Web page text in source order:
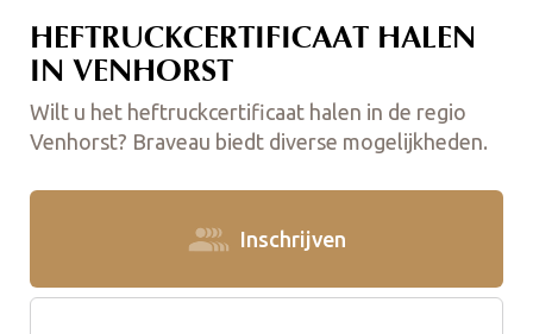
HEFTRUCKCERTIFICAAT HALEN
IN VENHORST
Wilt u het heftruckcertificaat halen in de regio
Venhorst? Braveau biedt diverse mogelijkheden.
Inschrijven